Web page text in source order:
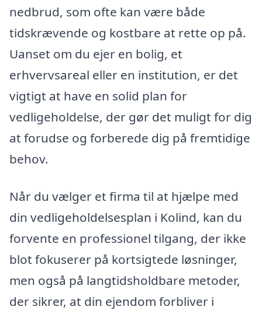
nedbrud, som ofte kan være både
tidskrævende og kostbare at rette op på.
Uanset om du ejer en bolig, et
erhvervsareal eller en institution, er det
vigtigt at have en solid plan for
vedligeholdelse, der gør det muligt for dig
at forudse og forberede dig på fremtidige
behov.
Når du vælger et firma til at hjælpe med
din vedligeholdelsesplan i Kolind, kan du
forvente en professionel tilgang, der ikke
blot fokuserer på kortsigtede løsninger,
men også på langtidsholdbare metoder,
der sikrer, at din ejendom forbliver i